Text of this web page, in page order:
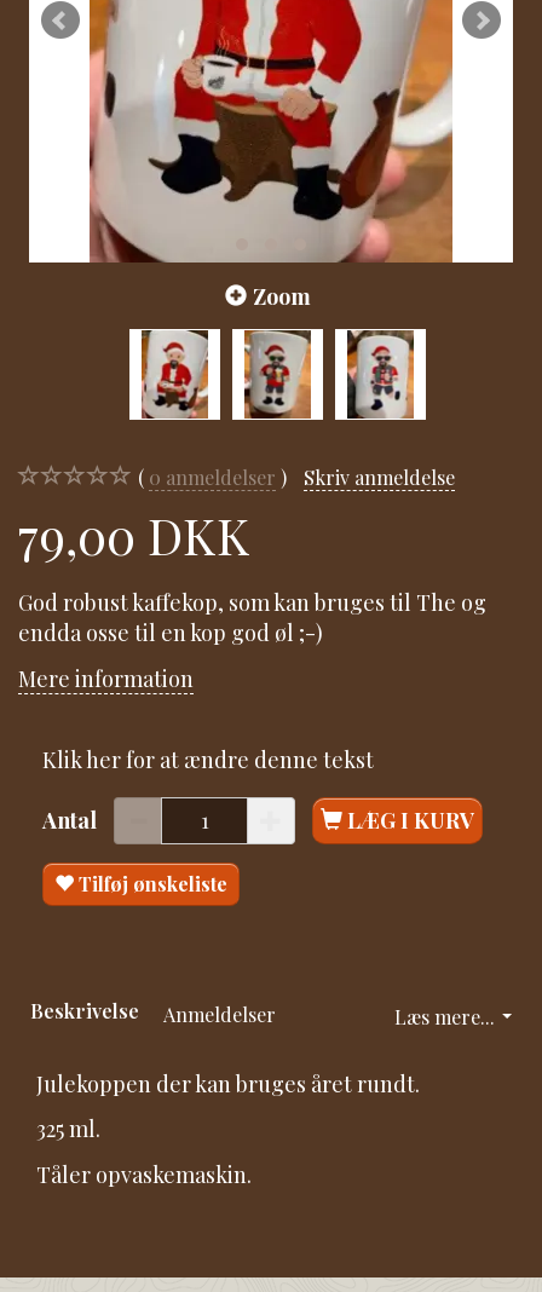
Zoom
0 anmeldelser Skriv anmeldelse
79,00 DKK
God robust kaffekop, som kan bruges til The og
endda osse til en kop god øl ;-)
Mere information
Klik her for at ændre denne tekst
Antal LÆG I KURV
Tilføj ønskeliste
Læs mere...
Beskrivelse Anmeldelser
Julekoppen der kan bruges året rundt.
325 ml.
Tåler opvaskemaskin.